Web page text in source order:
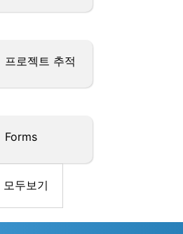
프로젝트 추적
Forms
모두보기